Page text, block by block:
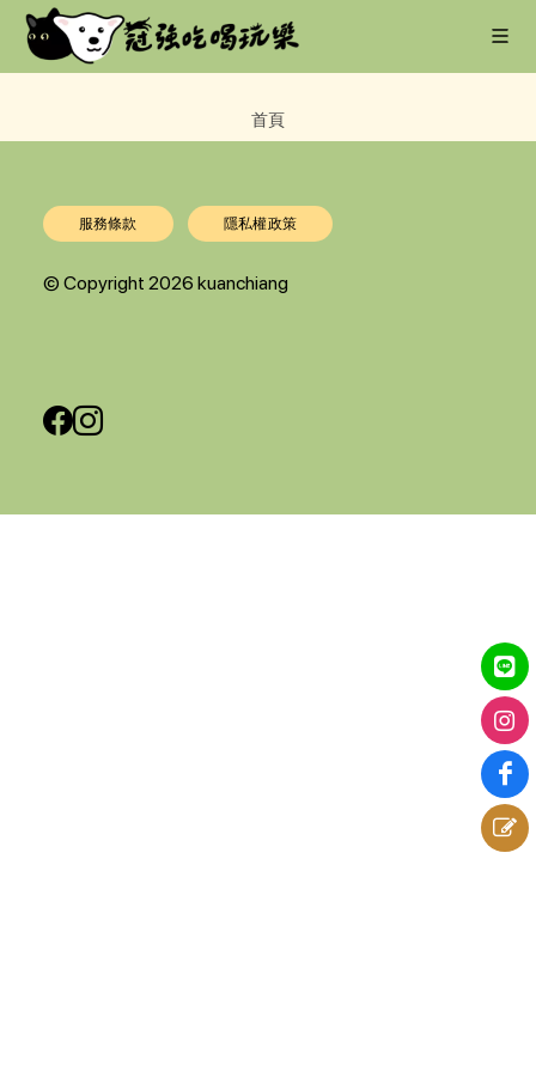
首頁
服務條款 隱私權政策
© Copyright 2026 kuanchiang